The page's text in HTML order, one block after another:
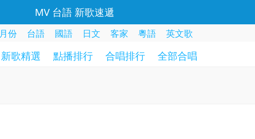
MV 台語 新歌速遞
月份 台語 國語 日文 客家 粵語 英文歌
新歌精選 點播排行 合唱排行 全部合唱